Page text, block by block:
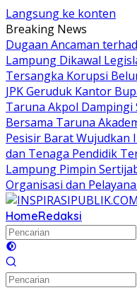
Langsung ke konten
Breaking News
Dugaan Ancaman
Lampung Dikawal
Tersangka Korupsi
JPK Geruduk Kantor
Taruna Akpol Dampingi
Bersama Taruna
Pesisir Barat Wujudkan
dan Tenaga Pendidik
Lampung Pimpin
Organisasi dan
HomeRedaksi